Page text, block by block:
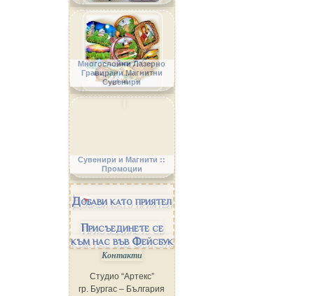
Многослойни Лазерно
Гравирани Магнитни
Сувенири
Сувенири и Магнити ::
Промоции
Добави като приятел
Присъединете се
към нас във Фейсбук
Контакти
Студио “Артекс”
гр. Бургас – България